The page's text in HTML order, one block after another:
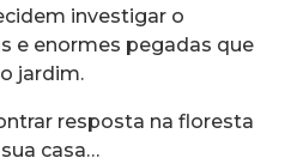
investigar o
e enormes pegadas que
jardim.
resposta na floresta
casa…